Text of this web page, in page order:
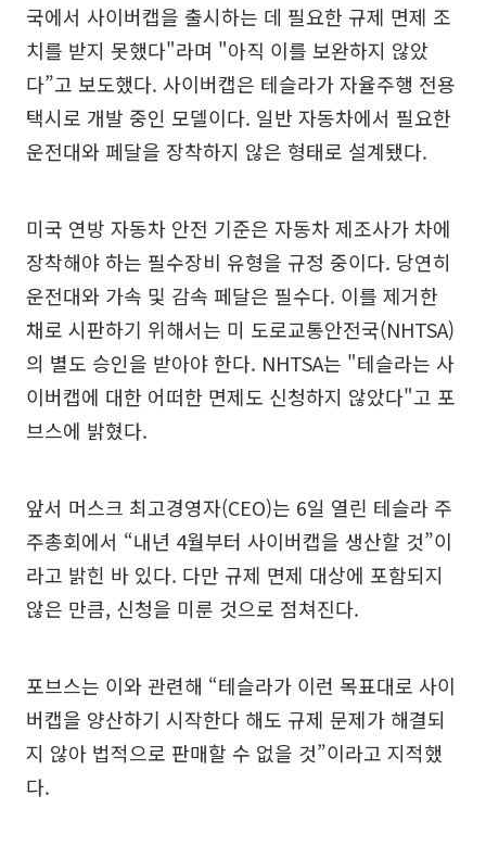
국에서 사이버캡을 출시하는 데 필요한 규제 면제 조
치를 받지 못했다"라며 "아직 이를 보완하지 않았
다”고 보도했다. 사이버캡은 테슬라가 자율주행 전용
택시로 개발 중인 모델이다. 일반 자동차에서 필요한
운전대와 페달을 장착하지 않은 형태로 설계됐다.
미국 연방 자동차 안전 기준은 자동차 제조사가 차에
장착해야 하는 필수장비 유형을 규정 중이다. 당연히
운전대와 가속 및 감속 페달은 필수다. 이를 제거한
채로 시판하기 위해서는 미 도로교통안전국(NHTSA)
의 별도 승인을 받아야 한다. NHTSA는 "테슬라는 사
이버캡에 대한 어떠한 면제도 신청하지 않았다"고 포
브스에 밝혔다.
앞서 머스크 최고경영자(CEO)는 6일 열린 테슬라 주
주총회에서 “내년 4월부터 사이버캡을 생산할 것”이
라고 밝힌 바 있다. 다만 규제 면제 대상에 포함되지
않은 만큼, 신청을 미룬 것으로 점쳐진다.
포브스는 이와 관련해 “테슬라가 이런 목표대로 사이
버캡을 양산하기 시작한다 해도 규제 문제가 해결되
지 않아 법적으로 판매할 수 없을 것”이라고 지적했
다.